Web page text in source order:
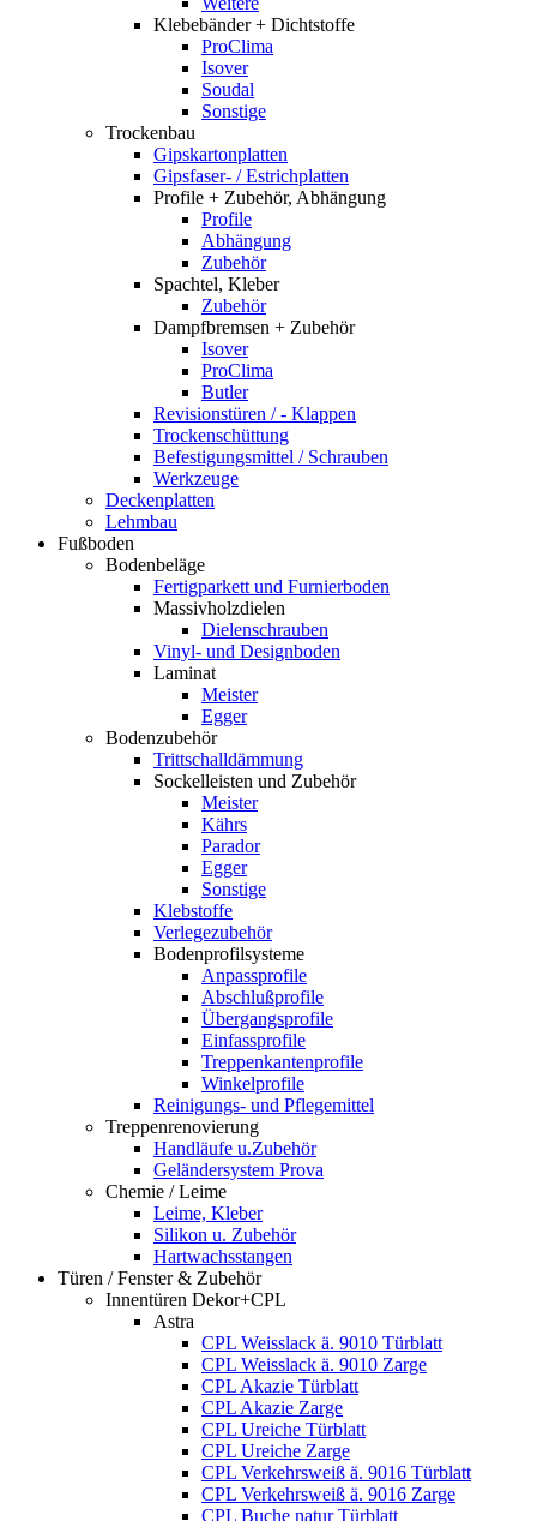
Klebebänder + Dichtstoffe
ProClima
Isover
Soudal
Sonstige
Trockenbau
Gipskartonplatten
Gipsfaser- / Estrichplatten
Profile + Zubehör, Abhängung
Profile
Abhängung
Zubehör
Spachtel, Kleber
Zubehör
Dampfbremsen + Zubehör
Isover
ProClima
Butler
Revisionstüren / - Klappen
Trockenschüttung
Befestigungsmittel / Schrauben
Werkzeuge
Deckenplatten
Lehmbau
Fußboden
Bodenbeläge
Fertigparkett und Furnierboden
Massivholzdielen
Dielenschrauben
Vinyl- und Designboden
Laminat
Meister
Egger
Bodenzubehör
Trittschalldämmung
Sockelleisten und Zubehör
Meister
Kährs
Parador
Egger
Sonstige
Klebstoffe
Verlegezubehör
Bodenprofilsysteme
Anpassprofile
Abschlußprofile
Übergangsprofile
Einfassprofile
Treppenkantenprofile
Winkelprofile
Reinigungs- und Pflegemittel
Treppenrenovierung
Handläufe u.Zubehör
Geländersystem Prova
Chemie / Leime
Leime, Kleber
Silikon u. Zubehör
Hartwachsstangen
Türen / Fenster & Zubehör
Innentüren Dekor+CPL
Astra
CPL Weisslack ä. 9010 Türblatt
CPL Weisslack ä. 9010 Zarge
CPL Akazie Türblatt
CPL Akazie Zarge
CPL Ureiche Türblatt
CPL Ureiche Zarge
CPL Verkehrsweiß ä. 9016 Türblatt
CPL Verkehrsweiß ä. 9016 Zarge
CPL Buche natur Türblatt